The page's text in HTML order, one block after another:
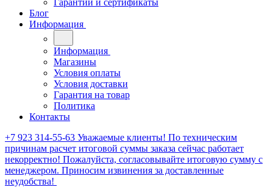
Гарантии и сертификаты
Блог
Информация
Информация
Магазины
Условия оплаты
Условия доставки
Гарантия на товар
Политика
Контакты
+7 923 314-55-63 Уважаемые клиенты! По техническим
причинам расчет итоговой суммы заказа сейчас работает
некорректно! Пожалуйста, согласовывайте итоговую сумму с
менеджером. Приносим извинения за доставленные
неудобства!